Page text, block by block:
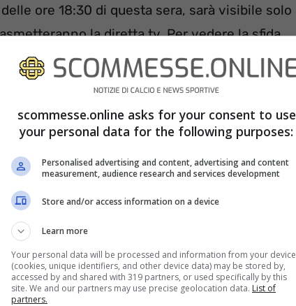
ore 18:30 di questa sera, sarà visibile solo
la diretta tv. Per vedere la sfida
dotati di un abbonamento valido
ai canali dedicati, leggasi Sky Sport Football.
tramite l’app dedicata Sky Go,
in versione Android e iOS: così facendo
vostro personal computer, tablet o
Tv, altra piattaforma in streaming
scommesse.online asks for your consent to use
your personal data for the following purposes:
Personalised advertising and content, advertising and content
measurement, audience research and services development
Store and/or access information on a device
Learn more
Your personal data will be processed and information from your device
(cookies, unique identifiers, and other device data) may be stored by,
accessed by and shared with 319 partners, or used specifically by this
site. We and our partners may use precise geolocation data. List of
partners.